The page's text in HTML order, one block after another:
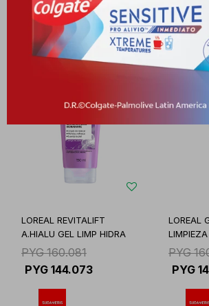
Productos que te pueden
LOREAL REVITALIFT
A.HIALU GEL LIMP HIDRA
PYG 160.081
PYG 144.073
LOREAL
PYG
PYG